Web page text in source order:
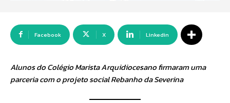
Facebook X Linkedin
Alunos do Colégio Marista Arquidiocesano firmaram uma
parceria com o projeto social Rebanho da Severina